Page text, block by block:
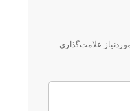
علامت‌گذاری